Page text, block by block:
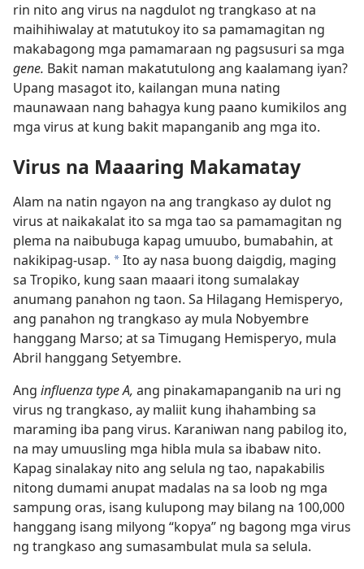
rin nito ang virus na nagdulot ng trangkaso at na
maihihiwalay at matutukoy ito sa pamamagitan ng
makabagong mga pamamaraan ng pagsusuri sa mga
gene. Bakit naman makatutulong ang kaalamang iyan?
Upang masagot ito, kailangan muna nating
maunawaan nang bahagya kung paano kumikilos ang
mga virus at kung bakit mapanganib ang mga ito.
Virus na Maaaring Makamatay
Alam na natin ngayon na ang trangkaso ay dulot ng
virus at naikakalat ito sa mga tao sa pamamagitan ng
plema na naibubuga kapag umuubo, bumabahin, at
nakikipag-usap. aIto ay nasa buong daigdig, maging
sa Tropiko, kung saan maaari itong sumalakay
anumang panahon ng taon. Sa Hilagang Hemisperyo,
ang panahon ng trangkaso ay mula Nobyembre
hanggang Marso; at sa Timugang Hemisperyo, mula
Abril hanggang Setyembre.
Ang influenza type A, ang pinakamapanganib na uri ng
virus ng trangkaso, ay maliit kung ihahambing sa
maraming iba pang virus. Karaniwan nang pabilog ito,
na may umuusling mga hibla mula sa ibabaw nito.
Kapag sinalakay nito ang selula ng tao, napakabilis
nitong dumami anupat madalas na sa loob ng mga
sampung oras, isang kulupong may bilang na 100,000
hanggang isang milyong “kopya” ng bagong mga virus
ng trangkaso ang sumasambulat mula sa selula.